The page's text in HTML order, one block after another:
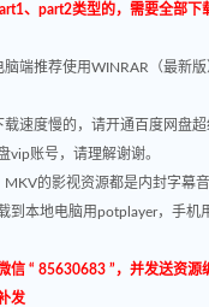
、part2类型的，需要全部下
脑端推荐使用WINRAR（最新
载速度慢的，请开通百度网盘
vip账号，请理解谢谢。
MKV的影视资源都是内封字幕
到本地电脑用potplayer，手机
信 “ 85630683 ”，并发送资源
发